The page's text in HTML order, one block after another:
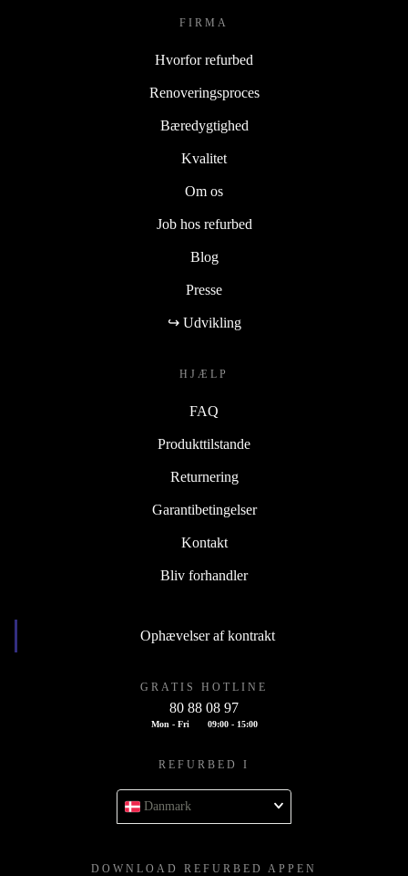
FIRMA
Hvorfor refurbed
Renoveringsproces
Bæredygtighed
Kvalitet
Om os
Job hos refurbed
Blog
Presse
↪ Udvikling
HJÆLP
FAQ
Produkttilstande
Returnering
Garantibetingelser
Kontakt
Bliv forhandler
Ophævelser af kontrakt
GRATIS HOTLINE
80 88 08 97
Mon - Fri 09:00 - 15:00
REFURBED I
Danmark
DOWNLOAD REFURBED APPEN